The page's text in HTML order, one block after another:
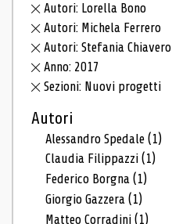
Autori: Lorella Bono
Autori: Michela Ferrero
Autori: Stefania Chiavero
Anno: 2017
Sezioni: Nuovi progetti
Autori
Alessandro Spedale(1)
Claudia Filippazzi(1)
Federico Borgna(1)
Giorgio Gazzera(1)
Matteo Corradini(1)